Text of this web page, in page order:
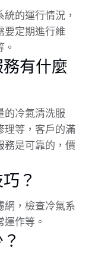
的運行情況，
要定期進行維
有什麼
的冷氣清洗服
理等，客戶的滿
務是可靠的，價
？
網，檢查冷氣系
作等。